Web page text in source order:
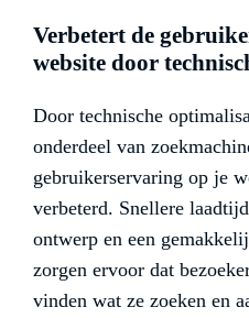
Verbetert de
website door
Door technische
onderdeel van
gebruikerservaring op je
verbeterd. Snellere
ontwerp en een
zorgen ervoor dat
vinden wat ze zoeken en